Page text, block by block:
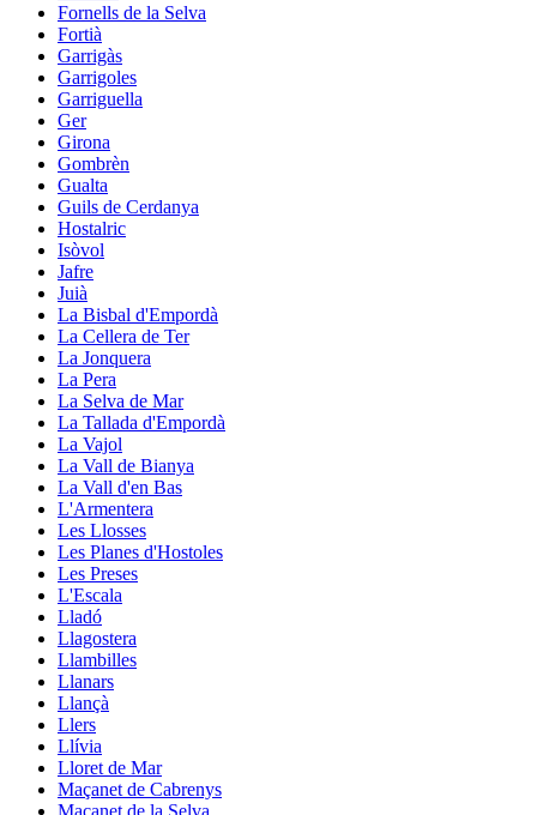
Fornells de la Selva
Fortià
Garrigàs
Garrigoles
Garriguella
Ger
Girona
Gombrèn
Gualta
Guils de Cerdanya
Hostalric
Isòvol
Jafre
Juià
La Bisbal d'Empordà
La Cellera de Ter
La Jonquera
La Pera
La Selva de Mar
La Tallada d'Empordà
La Vajol
La Vall de Bianya
La Vall d'en Bas
L'Armentera
Les Llosses
Les Planes d'Hostoles
Les Preses
L'Escala
Lladó
Llagostera
Llambilles
Llanars
Llançà
Llers
Llívia
Lloret de Mar
Maçanet de Cabrenys
Maçanet de la Selva